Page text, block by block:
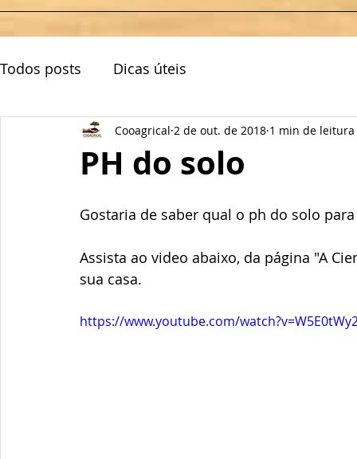
Todos posts Dicas úteis
PH do solo
Cooagrical 2 de out. de 2018 1 min de leitura
Gostaria de saber qual o ph do solo
Assista ao video abaixo, da página "A
sua casa.
https://www.youtube.com/